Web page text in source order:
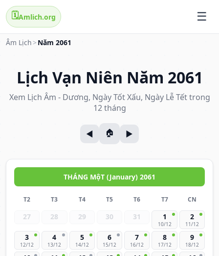
🗓️Amlich.org
Âm Lịch > Năm 2061
Lịch Vạn Niên Năm 2061
Xem Lịch Âm - Dương, Ngày Tốt Xấu, Ngày Lễ Tết trong
12 tháng
THÁNG MộT (January) 2061
T2 T3 T4 T5 T6 T7 CN
27 28 29 30 31 1
10/12
2
11/12
3
12/12
4
13/12
5
14/12
6
15/12
7
16/12
8
17/12
9
18/12